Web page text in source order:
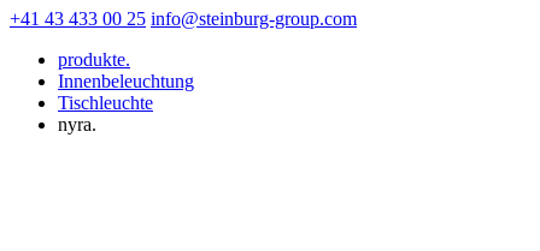
+41 43 433 00 25 info@steinburg-group.com
produkte.
Innenbeleuchtung
Tischleuchte
nyra.